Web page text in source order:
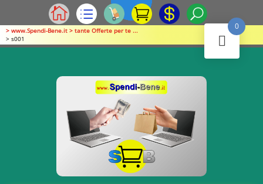
> www.Spendi-Bene.it > tante Offerte per te ...
> s001
0